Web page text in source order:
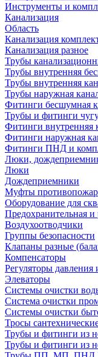
Инструменты и
Канализация
Область
Канализация
Канализация разное
Трубы
Трубы внутренняя
Трубы внутренняя
Трубы наружная
Фитинги бесшумная
Трубы и фитинги
Фитинги внутренняя
Фитинги наружная
Фитинги ПНД и
Люки,
Люки
Дождеприемники
Муфты
Оборудование для
Предохранительная
Воздухоотводчики
Группы безопасности
Клапаны разные
Компенсаторы
Регуляторы давления
Элеваторы
Системы очистки
Система очистки
Системы очистки
Тросы
Трубы и фитинги из
Трубы и фитинги из